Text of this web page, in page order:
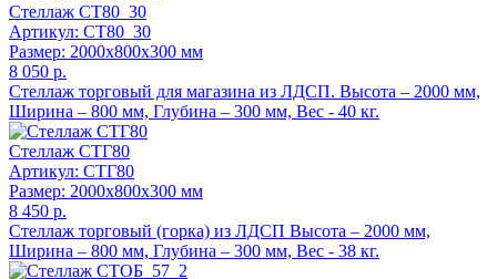
Стеллаж СТ80_30
Артикул: СТ80_30
Размер: 2000x800x300 мм
8 050 р.
Стеллаж торговый для магазина из ЛДСП. Высота – 2000 мм,
Ширина – 800 мм, Глубина – 300 мм, Вес - 40 кг.
Стеллаж СТГ80
Артикул: СТГ80
Размер: 2000x800x300 мм
8 450 р.
Стеллаж торговый (горка) из ЛДСП Высота – 2000 мм,
Ширина – 800 мм, Глубина – 300 мм, Вес - 38 кг.